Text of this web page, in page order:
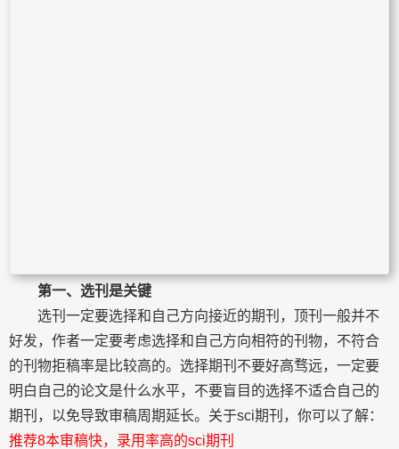
第一、选刊是关键
选刊一定要选择和自己方向接近的期刊，顶刊一般并不
好发，作者一定要考虑选择和自己方向相符的刊物，不符合
的刊物拒稿率是比较高的。选择期刊不要好高骛远，一定要
明白自己的论文是什么水平，不要盲目的选择不适合自己的
期刊，以免导致审稿周期延长。关于sci期刊，你可以了解：
推荐8本审稿快，录用率高的sci期刊